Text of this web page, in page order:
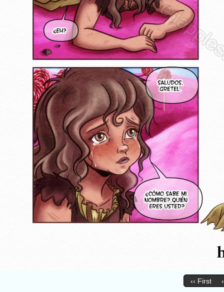
‹‹ First